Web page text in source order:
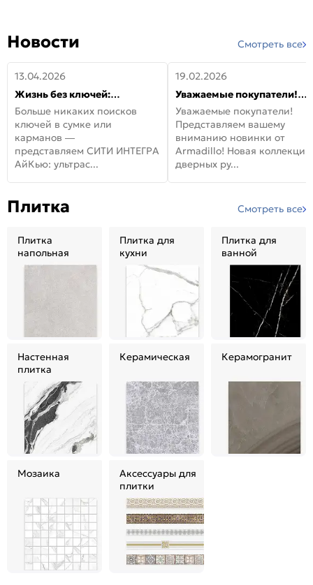
Новости Смотреть все
13.04.2026
Жизнь без ключей:
встречайте новую дверь
СИТИ ИНТЕГРА АйКью!
Больше никаких поисков
ключей в сумке или
карманов —
представляем СИТИ ИНТЕГРА
АйКью: ультрас...
19.02.2026
Уважаемые покупатели!
Представляем вашему
вниманию новинки от
Armadillo!
Уважаемые покупатели!
Представляем вашему
вниманию новинки от
Armadillo! Новая коллекция
дверных ру...
Плитка Смотреть все
Плитка
напольная
Плитка для
кухни
Плитка для
ванной
Настенная
плитка
Керамическая Керамогранит
Мозаика
Аксессуары для
плитки